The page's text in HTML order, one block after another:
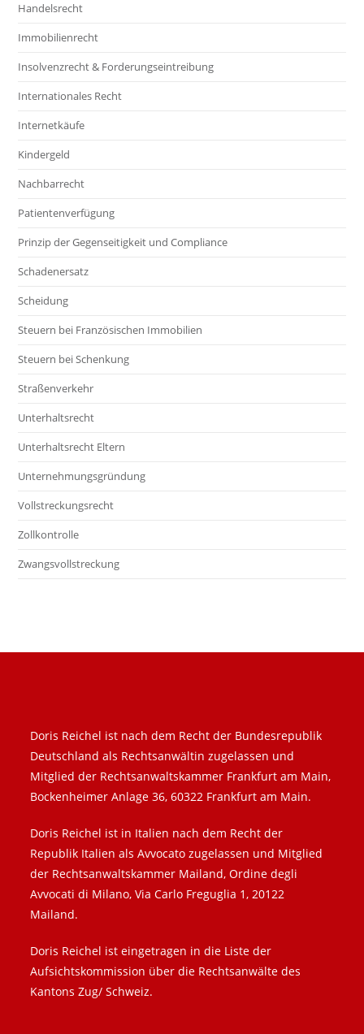
Handelsrecht
Immobilienrecht
Insolvenzrecht & Forderungseintreibung
Internationales Recht
Internetkäufe
Kindergeld
Nachbarrecht
Patientenverfügung
Prinzip der Gegenseitigkeit und Compliance
Schadenersatz
Scheidung
Steuern bei Französischen Immobilien
Steuern bei Schenkung
Straßenverkehr
Unterhaltsrecht
Unterhaltsrecht Eltern
Unternehmungsgründung
Vollstreckungsrecht
Zollkontrolle
Zwangsvollstreckung
Doris Reichel ist nach dem Recht der Bundesrepublik
Deutschland als Rechtsanwältin zugelassen und
Mitglied der Rechtsanwaltskammer Frankfurt am Main,
Bockenheimer Anlage 36, 60322 Frankfurt am Main.
Doris Reichel ist in Italien nach dem Recht der
Republik Italien als Avvocato zugelassen und Mitglied
der Rechtsanwaltskammer Mailand, Ordine degli
Avvocati di Milano, Via Carlo Freguglia 1, 20122
Mailand.
Doris Reichel ist eingetragen in die Liste der
Aufsichtskommission über die Rechtsanwälte des
Kantons Zug/ Schweiz.